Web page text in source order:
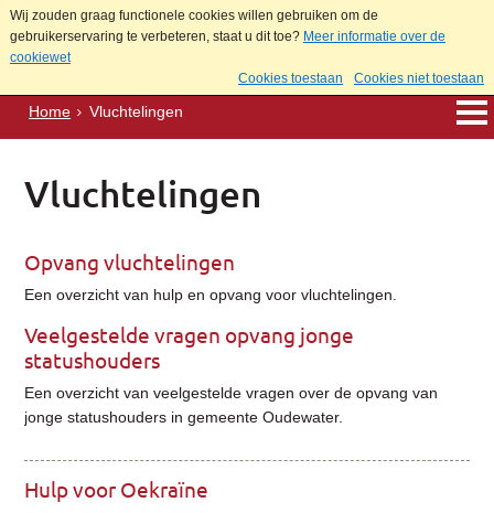
Wij zouden graag functionele cookies willen gebruiken om de
gebruikerservaring te verbeteren, staat u dit toe? Meer informatie over de
cookiewet
Cookies toestaan
Cookies niet toestaan
Home Vluchtelingen
Vluchtelingen
Opvang vluchtelingen
Een overzicht van hulp en opvang voor vluchtelingen.
Veelgestelde vragen opvang jonge
statushouders
Een overzicht van veelgestelde vragen over de opvang van
jonge statushouders in gemeente Oudewater.
Hulp voor Oekraïne